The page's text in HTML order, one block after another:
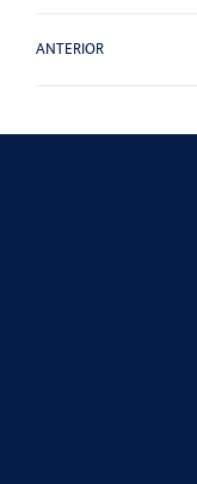
ANTERIOR